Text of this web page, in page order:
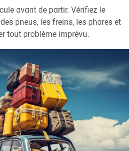
avant de partir. Vérifiez le
pneus, les freins, les phares et
tout problème imprévu.